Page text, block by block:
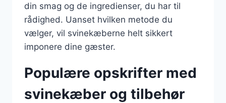
din smag og de ingredienser, du har til
rådighed. Uanset hvilken metode du
vælger, vil svinekæberne helt sikkert
imponere dine gæster.
Populære opskrifter med
svinekæber og tilbehør